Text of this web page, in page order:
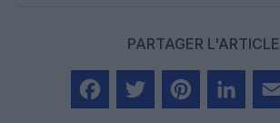
PARTAGER L'ARTICLE